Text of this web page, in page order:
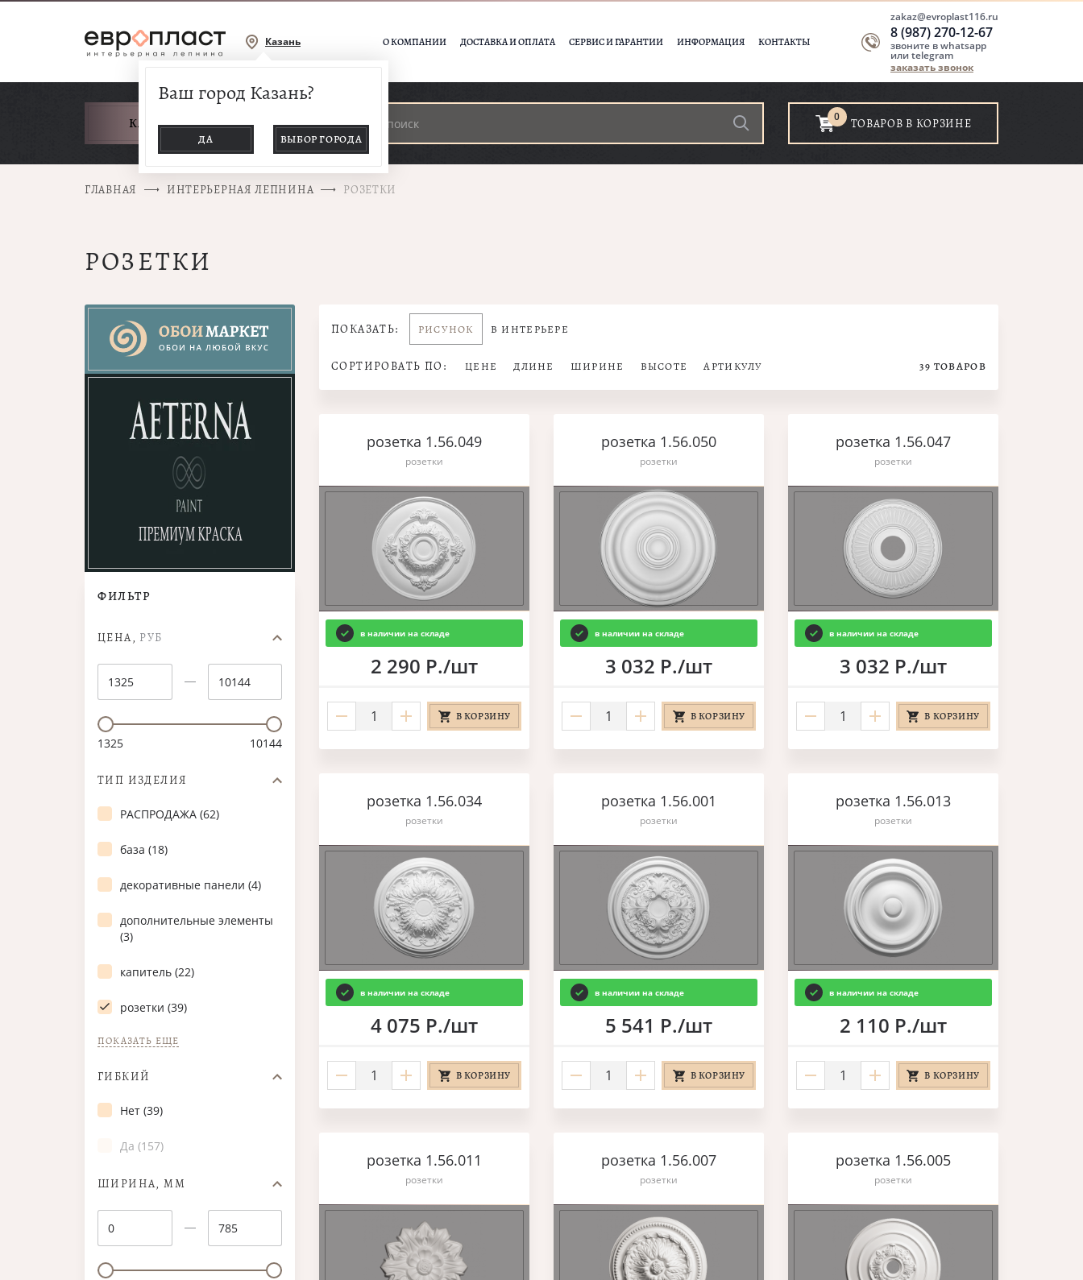
Казань О КОМПАНИИ ДОСТАВКА И ОПЛАТА СЕРВИС И ГАРАНТИИ ИНФОРМАЦИЯ КОНТАКТЫ
zakaz@evroplast116.ru
8 (987) 270-12-67
звоните в whatsapp
или telegram
заказать звонок
Ваш город Казань?
ДА ВЫБОР ГОРОДА
КАТАЛОГ ТОВАРОВ 0 ТОВАРОВ В КОРЗИНЕ
ГЛАВНАЯ ИНТЕРЬЕРНАЯ ЛЕПНИНА РОЗЕТКИ
РОЗЕТКИ
ФИЛЬТР
ЦЕНА, РУБ
1325 10144
ТИП ИЗДЕЛИЯ
РАСПРОДАЖА (62)
база (18)
декоративные панели (4)
дополнительные элементы
(3)
капитель (22)
розетки (39)
ПОКАЗАТЬ ЕЩЕ
ГИБКИЙ
Нет (39)
Да (157)
ШИРИНА, ММ
ПОКАЗАТЬ: РИСУНОК В ИНТЕРЬЕРЕ
СОРТИРОВАТЬ ПО: ЦЕНЕ ДЛИНЕ ШИРИНЕ ВЫСОТЕ АРТИКУЛУ 39 ТОВАРОВ
розетка 1.56.049
розетки
в наличии на складе
2 290 Р./шт
В КОРЗИНУ
розетка 1.56.050
розетки
в наличии на складе
3 032 Р./шт
В КОРЗИНУ
розетка 1.56.047
розетки
в наличии на складе
3 032 Р./шт
В КОРЗИНУ
розетка 1.56.034
розетки
в наличии на складе
4 075 Р./шт
В КОРЗИНУ
розетка 1.56.001
розетки
в наличии на складе
5 541 Р./шт
В КОРЗИНУ
розетка 1.56.013
розетки
в наличии на складе
2 110 Р./шт
В КОРЗИНУ
розетка 1.56.011
розетки
розетка 1.56.007
розетки
розетка 1.56.005
розетки